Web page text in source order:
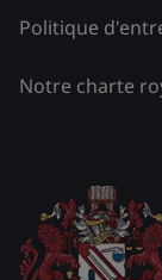
Politique
Notre charte